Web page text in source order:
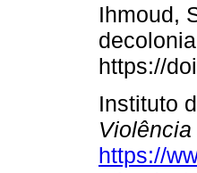
Ihmoud,
https://
Instituto
https://